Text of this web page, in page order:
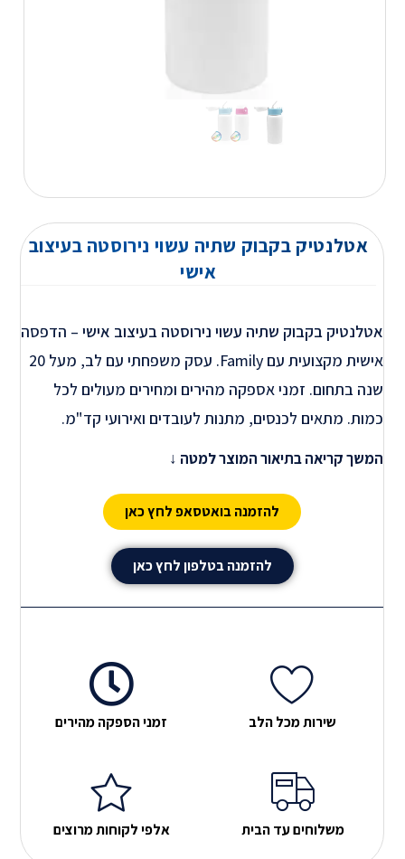
אטלנטיק בקבוק שתיה עשוי נירוסטה בעיצוב
אישי
אטלנטיק בקבוק שתיה עשוי נירוסטה בעיצוב אישי – הדפסה
אישית מקצועית עם Family. עסק משפחתי עם לב, מעל 20
שנה בתחום. זמני אספקה מהירים ומחירים מעולים לכל
כמות. מתאים לכנסים, מתנות לעובדים ואירועי קד"מ.
המשך קריאה בתיאור המוצר למטה ↓
להזמנה בואטסאפ לחץ כאן
להזמנה בטלפון לחץ כאן
שירות מכל הלב זמני הספקה מהירים
משלוחים עד הבית אלפי לקוחות מרוצים